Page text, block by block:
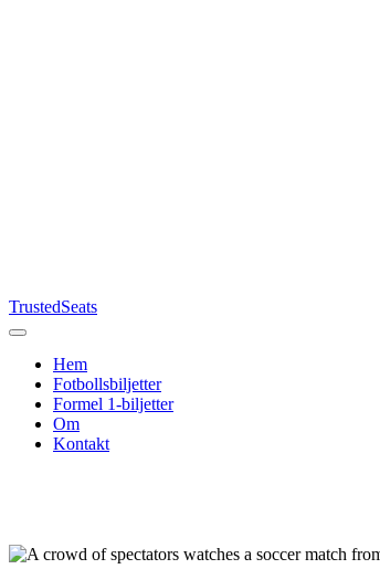
TrustedSeats
Hem
Fotbollsbiljetter
Formel 1‑biljetter
Om
Kontakt